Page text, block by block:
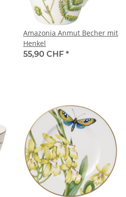
Amazonia Anmut Becher mit
Henkel
55,90 CHF *